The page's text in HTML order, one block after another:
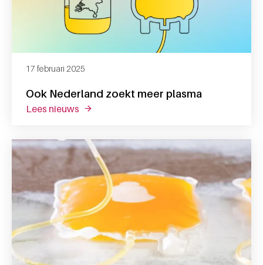
Ook Nederland zoekt meer plasma
17 februari 2025
lees nieuws over ook nederland zoekt meer plasma